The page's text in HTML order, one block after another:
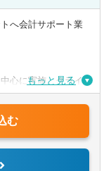
むことができる
す。
へ会計サポート業
心に実施。クライ
向けたサポートを
財務分析、事業or投
もっと見る
む